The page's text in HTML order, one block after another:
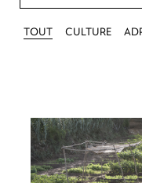
TOUT CULTURE